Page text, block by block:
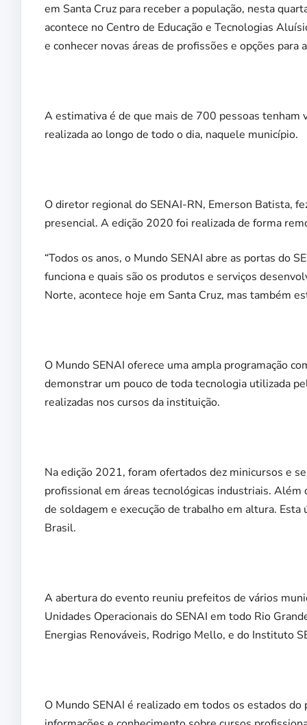
em Santa Cruz para receber a população, nesta
acontece no Centro de Educação e Tecnologias
e conhecer novas áreas de profissões e opções
A estimativa é de que mais de 700 pessoas tenham
realizada ao longo de todo o dia, naquele município.
O diretor regional do SENAI-RN, Emerson Batista,
presencial. A edição 2020 foi realizada de forma
“Todos os anos, o Mundo SENAI abre as portas do
funciona e quais são os produtos e serviços
Norte, acontece hoje em Santa Cruz, mas também
O Mundo SENAI oferece uma ampla programação
demonstrar um pouco de toda tecnologia utilizada
realizadas nos cursos da instituição.
Na edição 2021, foram ofertados dez minicursos e
profissional em áreas tecnológicas industriais.
de soldagem e execução de trabalho em altura.
Brasil.
A abertura do evento reuniu prefeitos de vários
Unidades Operacionais do SENAI em todo Rio
Energias Renováveis, Rodrigo Mello, e do Instituto
O Mundo SENAI é realizado em todos os estados